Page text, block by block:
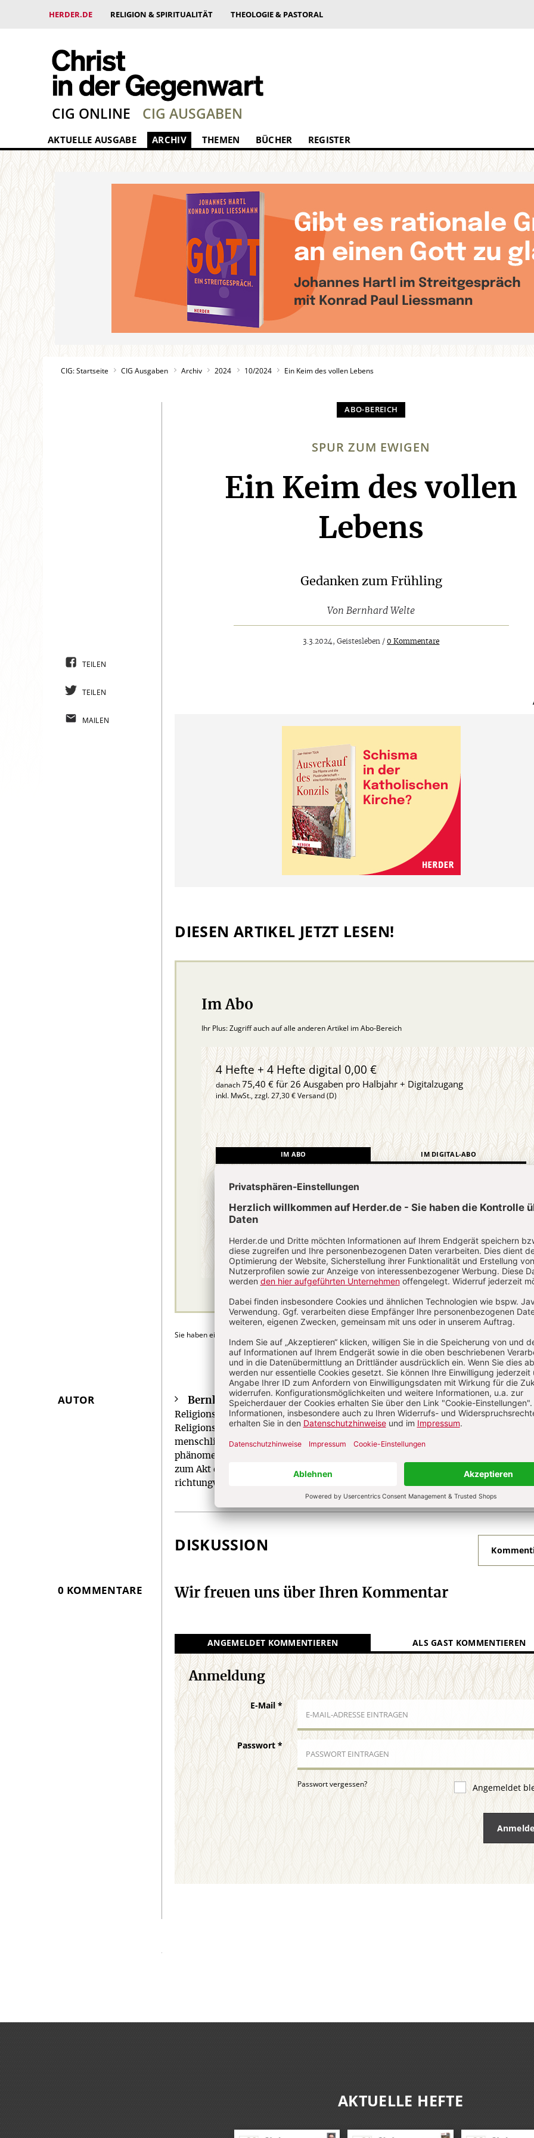
HERDER.DE RELIGION & SPIRITUALITÄT THEOLOGIE & PASTORAL
CIG ONLINE CIG AUSGABEN
AKTUELLE AUSGABE ARCHIV THEMEN BÜCHER REGISTER
CIG: Startseite CIG Ausgaben Archiv 2024 10/2024 Ein Keim des vollen Lebens
SPUR ZUM EWIGEN
:
Ein Keim des vollen
Lebens
Gedanken zum Frühling
Von Bernhard Welte
3.3.2024, Geistesleben /0 Kommentare
DIESEN ARTIKEL JETZT LESEN!
Im Abo
Ihr Plus: Zugriff auch auf alle anderen Artikel im Abo-Bereich
4 Hefte + 4 Hefte digital 0,00 €
danach75,40 € für 26 Ausgaben pro Halbjahr + Digitalzugang
inkl. MwSt., zzgl. 27,30 € Versand (D)
IM ABO IM DIGITAL-ABO
Sie haben ein Abonnement?
TEILEN
TEILEN
MAILEN
Überschrift
AUTOR Bernhard Welte Bernhard Welte (1906–1983), Dr. theol.,
Religionsphilosoph und Theologe, Prof. em. für Christliche
Religionsphilosophie in Freiburg i.Br., legte die Wurzeln der
menschlichen Sehnsucht nach dem Heiligen frei. Seine
phänomenologischen Untersuchungen zu Grundfragen des Menschseins,
zum Akt des Glaubens und zum Geschehen von Religion sind bis heute
richtungweisend.
DISKUSSION
0 KOMMENTARE Wir freuen uns über Ihren Kommentar
ANGEMELDET KOMMENTIEREN ALS GAST KOMMENTIEREN
Anmeldung
E-Mail *
Passwort*
Passwort vergessen? Angemeldet
AKTUELLE HEFTE